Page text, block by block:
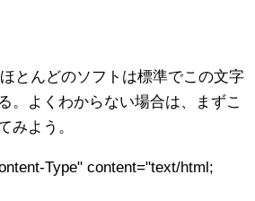
とんどのソフトは標準でこの文字
。よくわからない場合は、まずこ
みよう。
Type" content="text/html;